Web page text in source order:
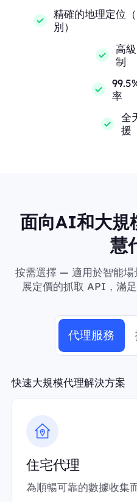
精確的地理定位
別）
高
制
率
全
援
面向AI和大規
慧
按需選擇 — 適用於智能場
展定價的抓取 API，滿
代理服務
快速大規模代理解決方案
住宅代理
為順暢可靠的數據收集